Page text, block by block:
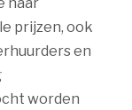
prijzen, ook
en
worden